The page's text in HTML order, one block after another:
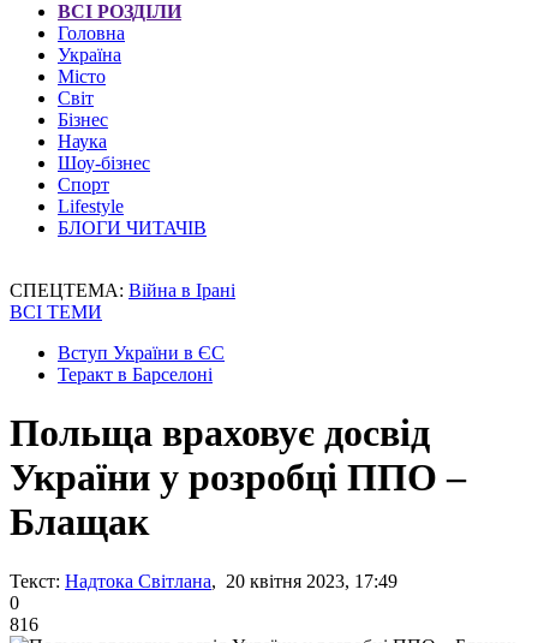
ВСІ РОЗДІЛИ
Головна
Україна
Місто
Світ
Бізнес
Наука
Шоу-бізнес
Спорт
Lifestyle
БЛОГИ ЧИТАЧІВ
СПЕЦТЕМА: Війна в Ірані
ВСІ ТЕМИ
Вступ України в ЄС
Теракт в Барселоні
Польща враховує досвід
України у розробці ППО –
Блащак
Текст: Надтока Світлана, 20 квітня 2023, 17:49
0
816